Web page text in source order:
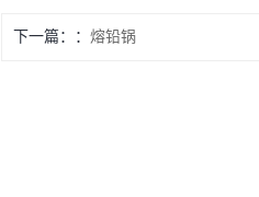
下一篇： 熔铅锅